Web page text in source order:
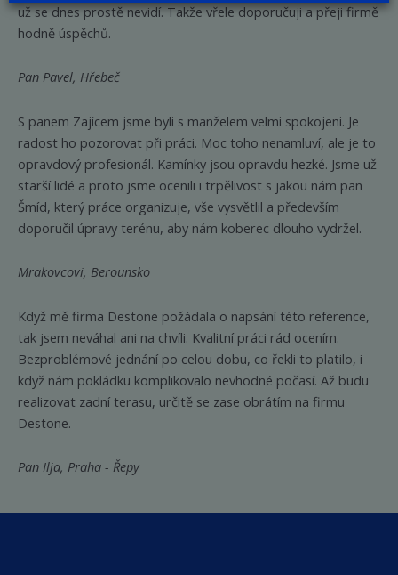
už se dnes prostě nevidí. Takže vřele doporučuji a přeji firmě
hodně úspěchů.
Pan Pavel, Hřebeč
S panem Zajícem jsme byli s manželem velmi spokojeni. Je
radost ho pozorovat při práci. Moc toho nenamluví, ale je to
opravdový profesionál. Kamínky jsou opravdu hezké. Jsme už
starší lidé a proto jsme ocenili i trpělivost s jakou nám pan
Šmíd, který práce organizuje, vše vysvětlil a především
doporučil úpravy terénu, aby nám koberec dlouho vydržel.
Mrakovcovi, Berounsko
Když mě firma Destone požádala o napsání této reference,
tak jsem neváhal ani na chvíli. Kvalitní práci rád ocením.
Bezproblémové jednání po celou dobu, co řekli to platilo, i
když nám pokládku komplikovalo nevhodné počasí. Až budu
realizovat zadní terasu, určitě se zase obrátím na firmu
Destone.
Pan Ilja, Praha - Řepy